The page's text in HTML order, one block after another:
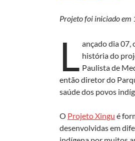
to
d
o
n
e
b
o
o
k
at
s
A
p
p
Projeto foi iniciado em
L ançado dia 07,
história do
Paulista de
então diretor do
saúde dos povos
O Projeto Xingu é
desenvolvidas em